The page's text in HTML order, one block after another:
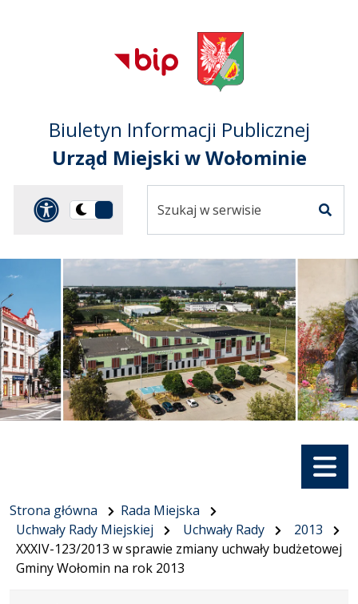
Przejdź do
głównego menu
Przejdź do treści
Przejdź do mapy
serwisu
Biuletyn Informacji Publicznej
Urząd Miejski w Wołominie
Panel dostosowania
Przełącz
ciemną
serwisie
Menu
Strona główna
Rada Miejska
Uchwały Rady Miejskiej
Uchwały Rady
2013
XXXIV-123/2013 w sprawie zmiany uchwały budżetowej
Gminy Wołomin na rok 2013